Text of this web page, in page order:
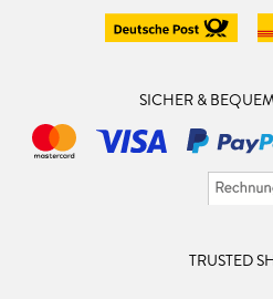
SICHER &
TRUSTED